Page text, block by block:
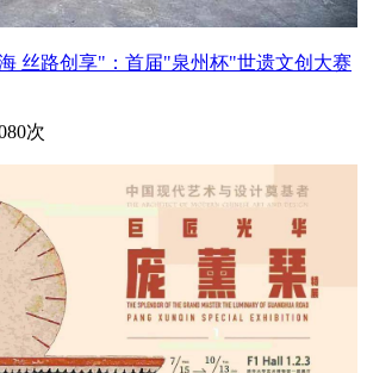
丝路创享"：首届"泉州杯"世遗文创大赛
次